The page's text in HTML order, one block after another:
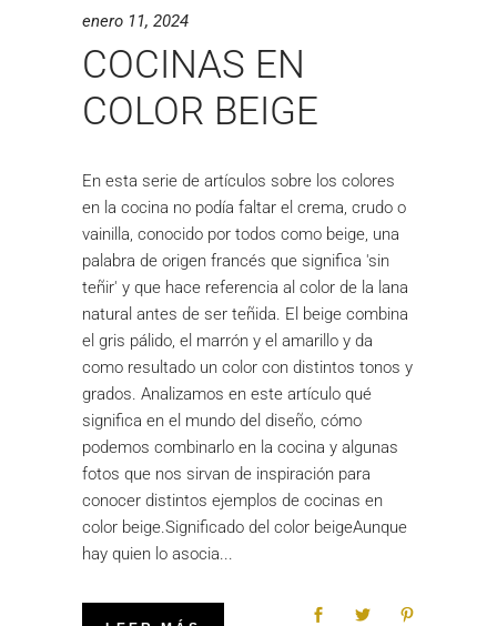
enero 11, 2024
COCINAS EN
COLOR BEIGE
En esta serie de artículos sobre los colores
en la cocina no podía faltar el crema, crudo o
vainilla, conocido por todos como beige, una
palabra de origen francés que significa 'sin
teñir' y que hace referencia al color de la lana
natural antes de ser teñida. El beige combina
el gris pálido, el marrón y el amarillo y da
como resultado un color con distintos tonos y
grados. Analizamos en este artículo qué
significa en el mundo del diseño, cómo
podemos combinarlo en la cocina y algunas
fotos que nos sirvan de inspiración para
conocer distintos ejemplos de cocinas en
color beige.Significado del color beigeAunque
hay quien lo asocia